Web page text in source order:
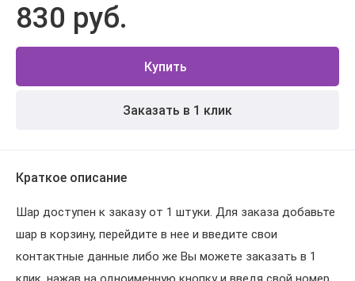
830 руб.
Купить
Заказать в 1 клик
Краткое описание
Шар доступен к заказу от 1 штуки. Для заказа добавьте
шар в корзину, перейдите в нее и введите свои
контактные данные либо же Вы можете заказать в 1